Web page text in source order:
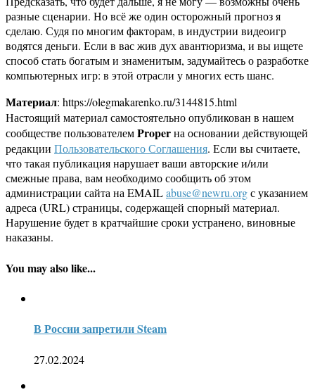
разные сценарии. Но всё же один осторожный прогноз я
сделаю. Судя по многим факторам, в индустрии видеоигр
водятся деньги. Если в вас жив дух авантюризма, и вы ищете
способ стать богатым и знаменитым, задумайтесь о разработке
компьютерных игр: в этой отрасли у многих есть шанс.
Материал: https://olegmakarenko.ru/3144815.html
Настоящий материал самостоятельно опубликован в нашем
сообществе пользователемProperна основании действующей
редакции Пользовательского Соглашения. Если вы считаете,
что такая публикация нарушает ваши авторские и/или
смежные права, вам необходимо сообщить об этом
администрации сайта на EMAILabuse@newru.orgс указанием
адреса (URL) страницы, содержащей спорный материал.
Нарушение будет в кратчайшие сроки устранено, виновные
наказаны.
You may also like...
В России запретили Steam
27.02.2024